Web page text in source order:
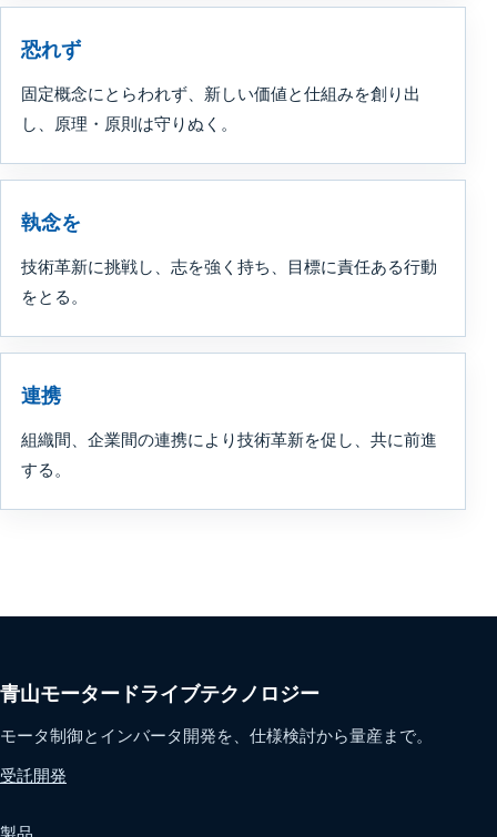
恐れず
固定概念にとらわれず、新しい価値と仕組みを創り出
し、原理・原則は守りぬく。
執念を
技術革新に挑戦し、志を強く持ち、目標に責任ある行動
をとる。
連携
組織間、企業間の連携により技術革新を促し、共に前進
する。
青山モータードライブテクノロジー
モータ制御とインバータ開発を、仕様検討から量産まで。
受託開発